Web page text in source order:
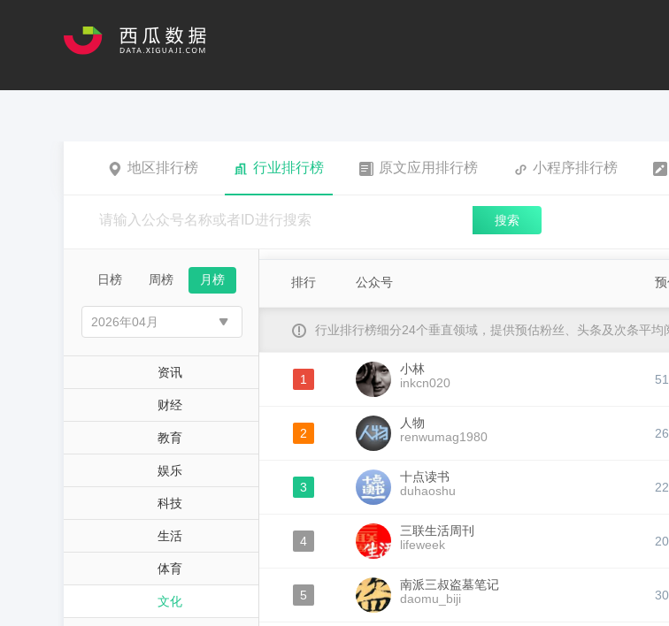
地区排行榜 行业排行榜 原文应用排行榜 小程序排行榜
搜索
日榜 周榜 月榜
资讯
财经
教育
娱乐
科技
生活
体育
文化
排行 公众号
行业排行榜细分24个垂直领域，提供预估粉丝、头条及次条平
1
小林
inkcn020
2
人物
renwumag1980
3
十点读书
duhaoshu
4
三联生活周刊
lifeweek
5
南派三叔盗墓笔记
daomu_biji